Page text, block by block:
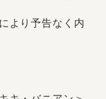
より予告なく内